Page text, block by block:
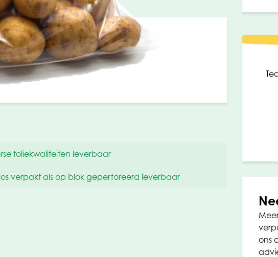
foliekwaliteiten leverbaar
verpakt als op blok geperforeerd leverbaar
ons